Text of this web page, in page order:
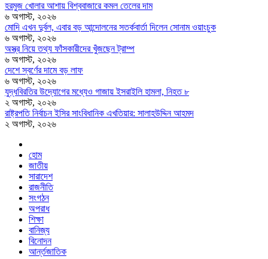
হরমুজ খোলার আশায় বিশ্ববাজারে কমল তেলের দাম
৬ অগাস্ট, ২০২৬
মোদি এখন দুর্বল, এবার বড় আন্দোলনের সতর্কবার্তা দিলেন সোনাম ওয়াংচুক
৬ অগাস্ট, ২০২৬
অস্ত্র নিয়ে তথ্য ফাঁসকারীদের খুঁজছেন ট্রাম্প
৬ অগাস্ট, ২০২৬
দেশে স্বর্ণের দামে বড় লাফ
৬ অগাস্ট, ২০২৬
যুদ্ধবিরতির উদ্যোগের মধ্যেও গাজায় ইসরাইলি হামলা, নিহত ৮
২ অগাস্ট, ২০২৬
রাষ্ট্রপতি নির্বাচন ইসির সাংবিধানিক এখতিয়ার: সালাহউদ্দিন আহমদ
২ অগাস্ট, ২০২৬
হোম
জাতীয়
সারাদেশ
রাজনীতি
সংগঠন
অপরাধ
শিক্ষা
বানিজ্য
বিনোদন
আর্ন্তজাতিক